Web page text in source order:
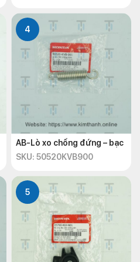
4
AB-Lò xo chống đứng – bạc
SKU: 50520KVB900
5